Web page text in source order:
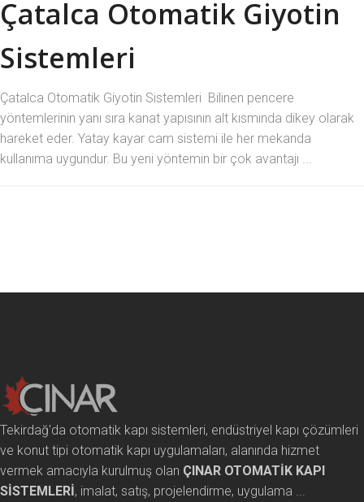
Çatalca Otomatik Giyotin
Sistemleri
Çatalca Otomatik Giyotin Sistemleri Bilinen pencere
yöntemlerinin yanı sıra kanat yapısının alt kısmında dikey olarak
hareket eder. Yatay kayar cam sistemi ile her mekanda
kullanıma uygundur. Bu yeni yöntemin bir çok avantajı ...
Tekirdağ'da otomatik kapı sistemleri, endüstriyel kapı çözümleri
ve konut tipi otomatik kapı uygulamaları, alanında hizmet
vermek amacıyla kurulmuş olan ÇINAR OTOMATİK KAPI
SİSTEMLERİ, imalat, satış, projelendirme, uygulama ...